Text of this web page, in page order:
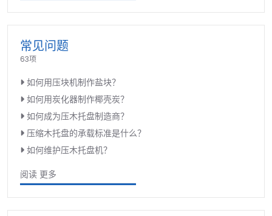
常见问题
63项
如何用压块机制作盐块？
如何用炭化器制作椰壳炭？
如何成为压木托盘制造商？
压缩木托盘的承载标准是什么？
如何维护压木托盘机？
阅读 更多